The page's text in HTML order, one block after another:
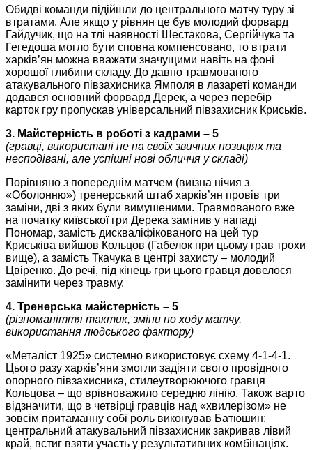
Обидві команди підійшли до центрального матчу туру зі
втратами. Але якщо у рівнян це був молодий форвард
Гайдучик, що на тлі наявності Шестакова, Сергійчука та
Гегедоша могло бути сповна компенсовано, то втрати
харків’ян можна вважати значущими навіть на фоні
хорошої глибини складу. До давно травмованого
атакувального півзахисника Ямполя в лазареті команди
додався основний форвард Дерек, а через перебір
карток гру пропускав універсальний півзахисник Криськів.
3. Майстерність в роботі з кадрами – 5
(гравці, використані не на своїх звичних позиціях та
несподівані, але успішні нові обличчя у складі)
Порівняно з попереднім матчем (виїзна нічия з
«Оболонню») тренерський штаб харків’ян провів три
заміни, дві з яких були вимушеними. Травмованого вже
на початку київської гри Дерека замінив у нападі
Пономар, замість дискваліфікованого на цей тур
Криськіва вийшов Кольцов (Габелок при цьому грав трохи
вище), а замість Ткачука в центрі захисту – молодий
Цвіренко. До речі, під кінець гри цього гравця довелося
замінити через травму.
4. Тренерська майстерність – 5
(різноманіття тактик, зміни по ходу матчу,
використання людського фактору)
«Металіст 1925» системно використовує схему 4-1-4-1.
Цього разу харків’яни змогли задіяти свого провідного
опорного півзахисника, стилеутворюючого гравця
Кольцова – що врівноважило середню лінію. Також варто
відзначити, що в четвірці гравців над «хвилерізом» не
зовсім притаманну собі роль виконував Батюшин:
центральний атакувальний півзахисник закривав лівий
край, встиг взяти участь у результативних комбінаціях.